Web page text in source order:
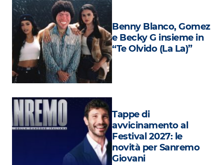
Eventi
Benny Blanco, Gomez
e Becky G insieme in
“Te Olvido (La La)”
Tappe di
avvicinamento al
Festival 2027: le
novità per Sanremo
Giovani